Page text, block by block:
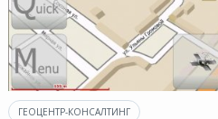
ГЕОЦЕНТР-КОНСАЛТИНГ